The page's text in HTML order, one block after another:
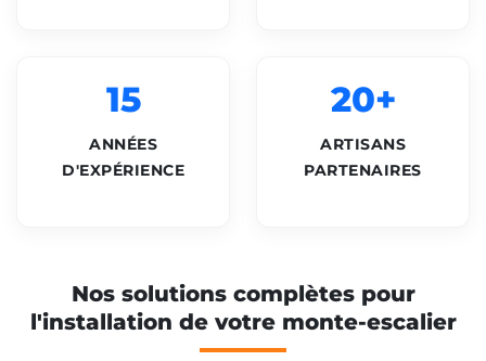
15
ANNÉES
D'EXPÉRIENCE
20+
ARTISANS
PARTENAIRES
Nos solutions complètes pour
l'installation de votre monte-escalier